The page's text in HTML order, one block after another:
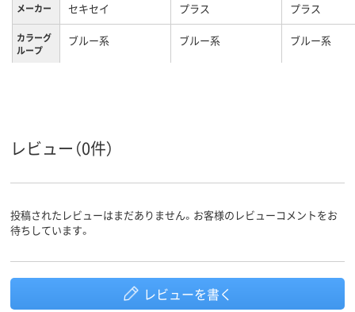
メーカー セキセイ プラス プラス
カラーグ
ループ
ブルー系 ブルー系 ブルー系
向き タテ
レビュー（0件）
投稿されたレビューはまだありません。お客様のレビューコメントをお
待ちしています。
レビューを書く